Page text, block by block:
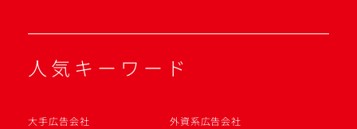
人気キーワード
大手広告会社
外資系広告会社